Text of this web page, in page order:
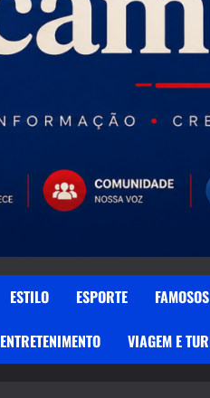
ESTILO ESPORTE FAMOSOS
ENTRETENIMENTO VIAGEM E